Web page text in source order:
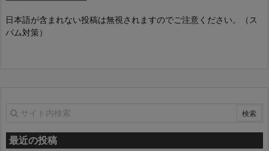
日本語が含まれない投稿は無視されますのでご注意ください。（ス
パム対策）
最近の投稿